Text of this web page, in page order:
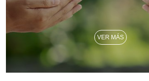
VER MÁS